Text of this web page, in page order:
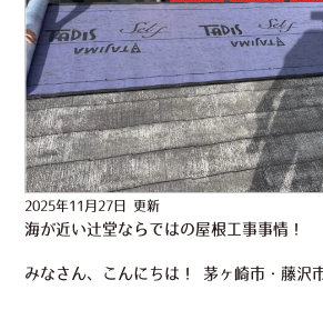
2025年11月27日 更新
海が近い辻堂ならではの屋根工事事情！